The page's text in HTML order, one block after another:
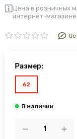
Цена в розничных
интернет-магазине
Размер:
62